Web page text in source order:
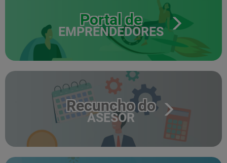
Portal de
EMPRENDEDORES
Recuncho do
ASESOR